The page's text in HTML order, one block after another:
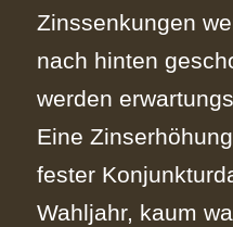
Zinssenkungen
nach hinten
werden
Eine
fester
Wahljahr, kaum